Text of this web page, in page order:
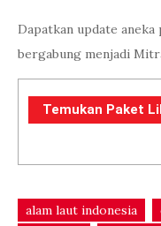
Dapatkan update
bergabung menjadi
Temukan Paket
alam laut indonesia